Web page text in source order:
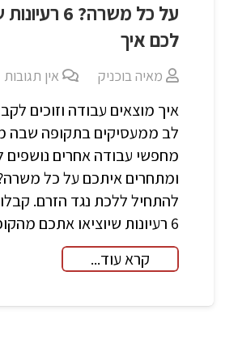
על כל משרה? 6
לכם איך
מאיה בוכניק אין תגובות
איך מוצאים עבודה וזוכים
לב ממעסיקים בתקופה שבה
מחפשי עבודה אחרים נושפים
ומתחרים איתכם על כל
להתחיל ללכת נגד הזרם.
6 רעיונות שיוציאו אתכם מהקופסה...
קרא עוד...